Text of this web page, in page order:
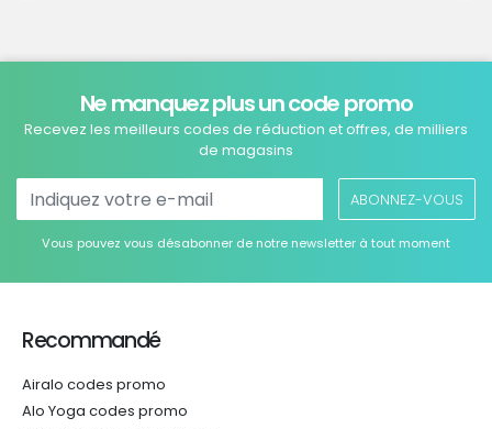
Ne manquez plus un code promo
Recevez les meilleurs codes de réduction et offres, de milliers
de magasins
ABONNEZ-VOUS
Vous pouvez vous désabonner de notre newsletter à tout moment
Recommandé
Airalo codes promo
Alo Yoga codes promo